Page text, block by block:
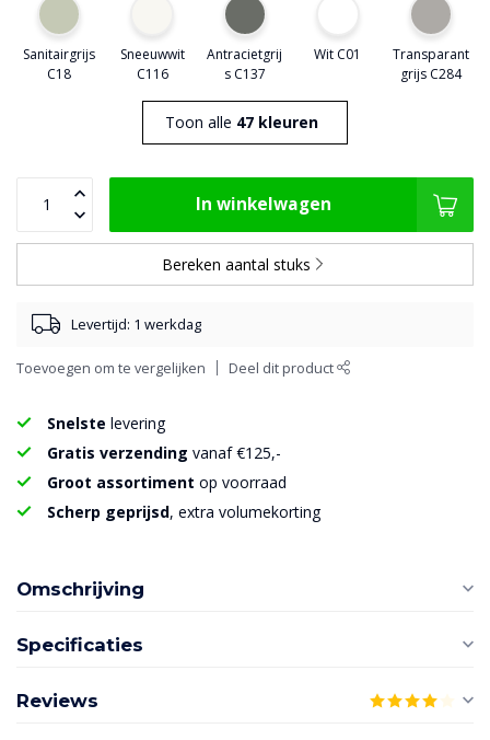
Sanitairgrijs
C18
Sneeuwwit
C116
Antracietgrij
s C137
Wit C01
Transparant
grijs C284
Toon alle 47 kleuren
In winkelwagen
Bereken aantal stuks
Levertijd: 1 werkdag
Toevoegen om te vergelijken Deel dit product
Snelste levering
Gratis verzending vanaf €125,-
Groot assortiment op voorraad
Scherp geprijsd, extra volumekorting
Omschrijving
Specificaties
Reviews